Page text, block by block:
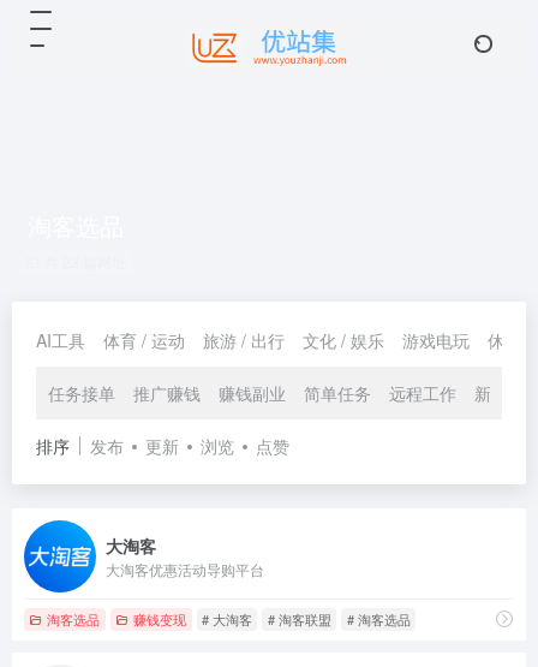
AI工具 体育 / 运动 旅游 / 出行 文化 / 娱乐 游戏电玩 休闲 /
任务接单 推广赚钱 赚钱副业 简单任务 远程工作 新媒变
排序 发布 更新 浏览 点赞
大淘客
大淘客优惠活动导购平台
淘客选品 赚钱变现 # 大淘客 # 淘客联盟 # 淘客选品